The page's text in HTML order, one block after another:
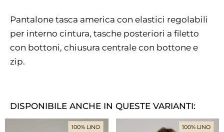
Pantalone tasca america con elastici regolabili
per interno cintura, tasche posteriori a filetto
con bottoni, chiusura centrale con bottone e
zip.
DISPONIBILE ANCHE IN QUESTE VARIANTI:
100% LINO 100% LINO